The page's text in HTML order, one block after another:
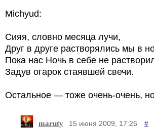
Michyud:
Сияя, словно месяца лучи,
Друг в друге растворялись мы в
Пока нас Ночь в себе не
Задув огарок стаявшей свечи.
Остальное — тоже очень-очень,
maruty 15 июня 2009, 17:26 #